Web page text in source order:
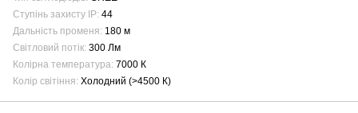
Ступінь захисту IP 44
Дальність променя 180 м
Світловий потік 300 Лм
Колірна температура 7000 К
Колір світіння Холодний (>4500 К)